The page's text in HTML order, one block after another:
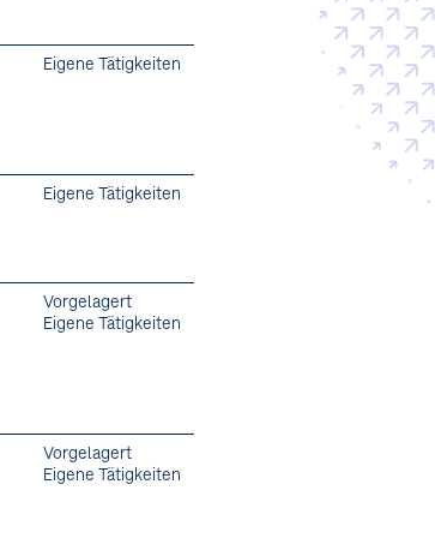
Eigene Tätigkeiten
Eigene Tätigkeiten
Vorgelagert
Eigene Tätigkeiten
Vorgelagert
Eigene Tätigkeiten